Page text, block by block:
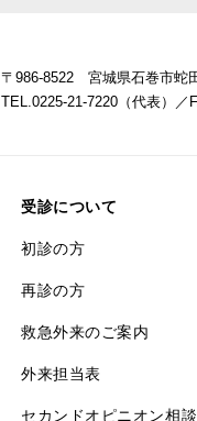
〒986-8522 宮城県石巻市蛇
TEL.0225-21-7220（代表）
／
受診について
初診の方
再診の方
救急外来のご案内
外来担当表
セカンドオピニオン相談